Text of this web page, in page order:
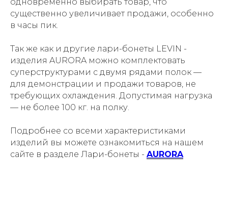
существенно увеличивает продажи, особенно
в часы пик.
Так же как и другие лари-бонеты LEVIN -
изделия AURORA можно комплектовать
суперструктурами с двумя рядами полок —
для демонстрации и продажи товаров, не
требующих охлаждения. Допустимая нагрузка
— не более 100 кг. на полку.
Подробнее со всеми характеристиками
изделий вы можете ознакомиться на нашем
сайте в разделе Лари-бонеты - AURORA